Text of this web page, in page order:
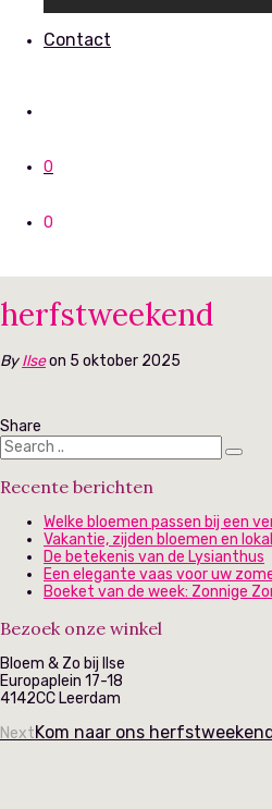
Contact
0
0
herfstweekend
ByIlseon 5 oktober 2025
Share
Recente berichten
Welke bloemen passen bij een
Vakantie, zijden bloemen en
De betekenis van de Lysianthus
Een elegante vaas voor uw
Boeket van de week: Zonnige
Bezoek onze winkel
Bloem & Zo bij Ilse
Europaplein 17-18
4142CC Leerdam
NextKom naar ons